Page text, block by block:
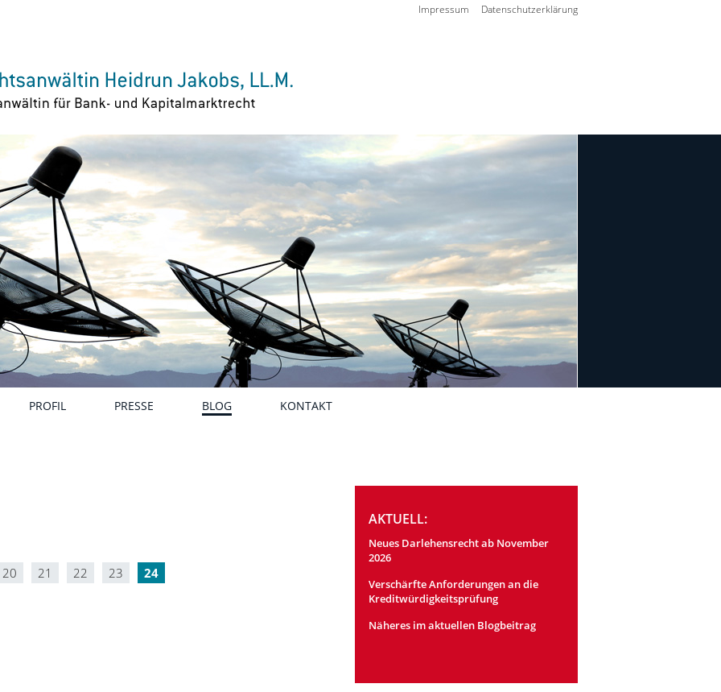
Datenschutzerklärung
Impressum
20 21 22 23 24
PROFIL PRESSE BLOG KONTAKT
AKTUELL:
Neues Darlehensrecht ab November
2026
Verschärfte Anforderungen an die
Kreditwürdigkeitsprüfung
Näheres im aktuellen Blogbeitrag